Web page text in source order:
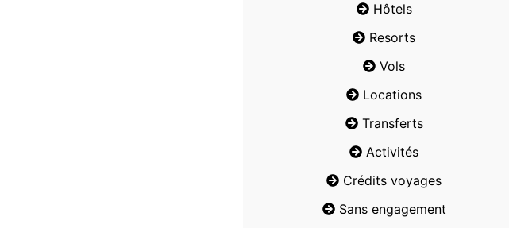
Hôtels
Resorts
Vols
Locations
Transferts
Activités
Crédits voyages
Sans engagement